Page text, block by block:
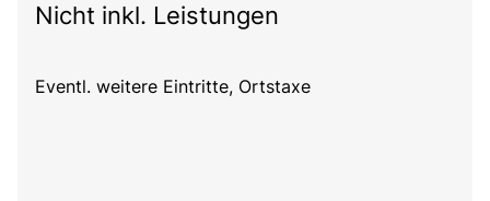
Nicht inkl. Leistungen
Eventl. weitere Eintritte, Ortstaxe